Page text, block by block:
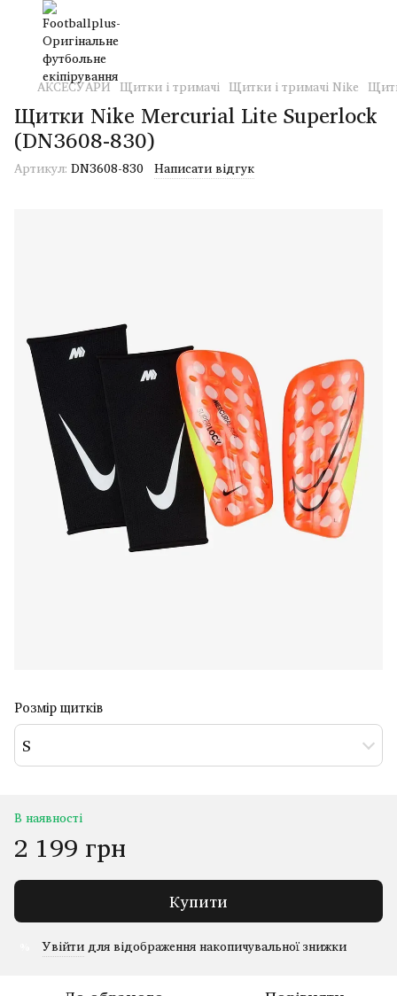
АКСЕСУАРИ Щитки і тримачі Щитки і тримачі Nike
Щитки Nike Mercurial Lite Superlock
(DN3608-830)
Артикул: DN3608-830 Написати відгук
Розмір щитків
S
В наявності
2 199 грн
Купити
Увійтидля відображення накопичувальної знижки